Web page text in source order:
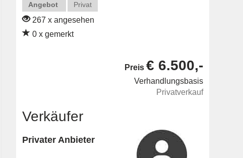
Angebot Privat
267 x angesehen
0 x gemerkt
Preis € 6.500,-
Verhandlungsbasis
Privatverkauf
Verkäufer
Privater Anbieter